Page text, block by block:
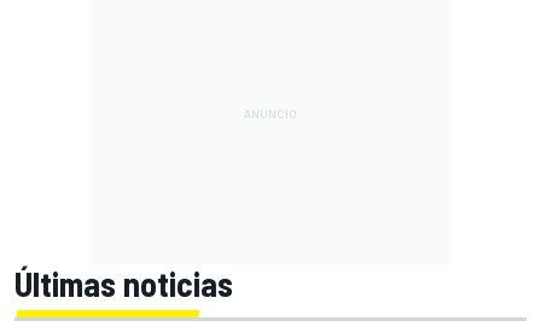
Últimas noticias